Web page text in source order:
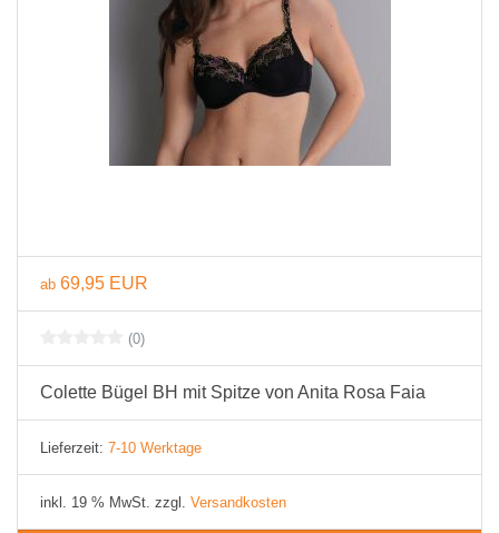
ab 69,95 EUR
(0)
Colette Bügel BH mit Spitze von Anita Rosa Faia
Lieferzeit: 7-10 Werktage
inkl. 19 % MwSt. zzgl. Versandkosten